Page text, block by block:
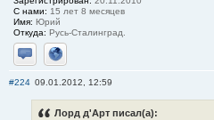
С нами: 15 лет 8 месяцев
Имя: Юрий
Откуда: Русь-Сталинград.
Отправить личное сообщение
Сайт
#224 09.01.2012, 12:59
Лорд д'Арт писал(а):